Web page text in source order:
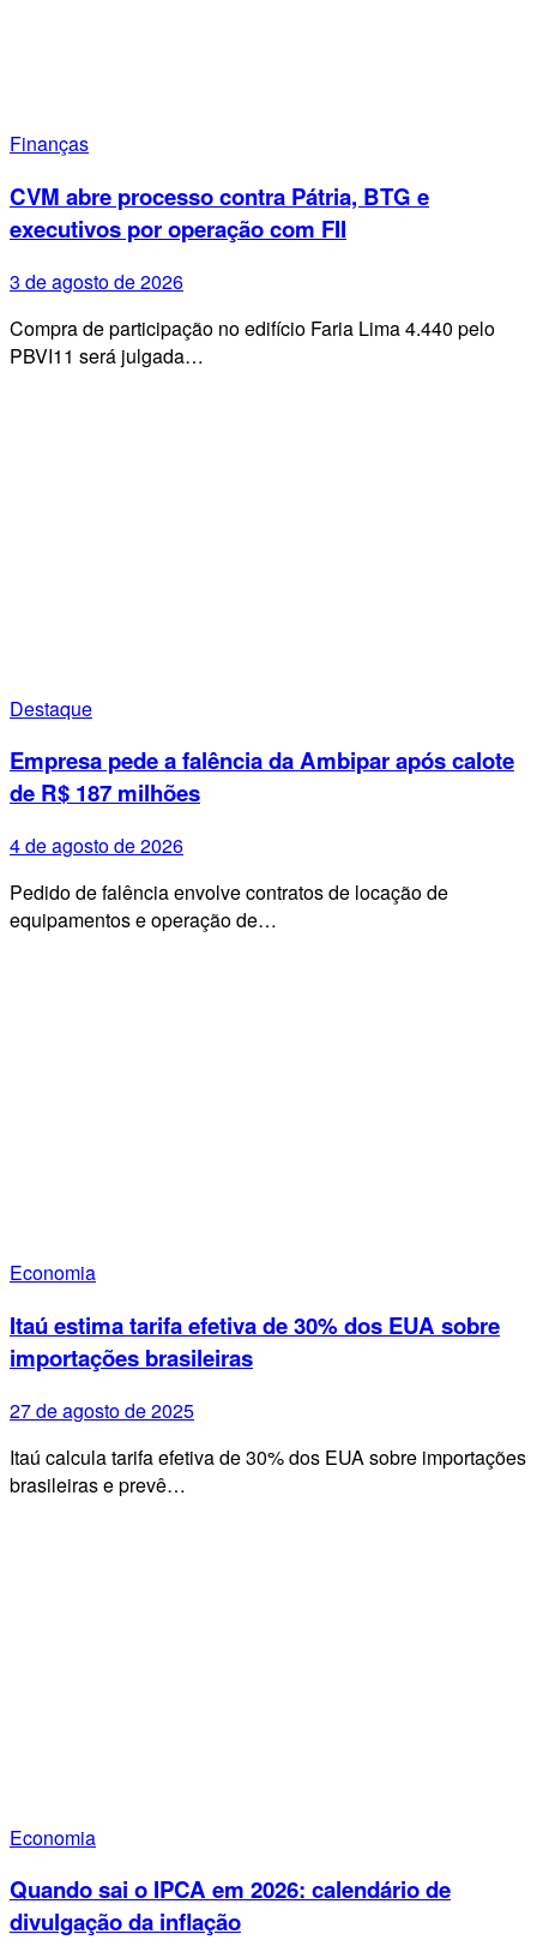
Finanças
CVM abre processo contra Pátria, BTG e
executivos por operação com FII
3 de agosto de 2026
Compra de participação no edifício Faria Lima 4.440 pelo
PBVI11 será julgada…
Destaque
Empresa pede a falência da Ambipar após calote
de R$ 187 milhões
4 de agosto de 2026
Pedido de falência envolve contratos de locação de
equipamentos e operação de…
Economia
Itaú estima tarifa efetiva de 30% dos EUA sobre
importações brasileiras
27 de agosto de 2025
Itaú calcula tarifa efetiva de 30% dos EUA sobre importações
brasileiras e prevê…
Economia
Quando sai o IPCA em 2026: calendário de
divulgação da inflação